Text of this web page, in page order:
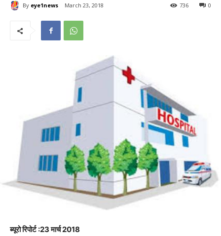
By eye1news March 23, 2018 0
736
ब्यूरो रिपोर्ट :23 मार्च 2018